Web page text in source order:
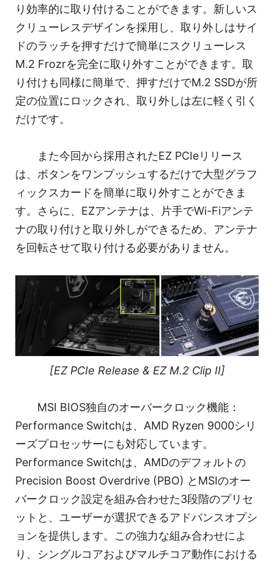
り効率的に取り付けることができます。新しいス
クリューレスデザインを採用し、取り外しはサイ
ドのラッチを押すだけで簡単にスクリューレス
M.2 Frozrを完全に取り外すことができます。取
り付けも同様に簡単で、押すだけでM.2 SSDが所
定の位置にロックされ、取り外しは左に軽く引く
だけです。
また今回から採用されたEZ PCIeリリース
は、ボタンをワンプッシュするだけで大型グラフ
ィックスカードを簡単に取り外すことができま
す。さらに、EZアンテナは、片手でWi-Fiアンテ
ナの取り付けと取り外しができるため、アンテナ
を回転させて取り付ける必要がありません。
[EZ PCIe Release & EZ M.2 Clip II]
MSI BIOS独自のオーバークロック機能：
Performance Switchは、AMD Ryzen 9000シリ
ーズプロセッサーにも対応しています。
Performance Switchは、AMDのデフォルトの
Precision Boost Overdrive (PBO) とMSIのオー
バークロック設定を組み合わせた3段階のプリセ
ットと、ユーザーが選択できるアドバンスオプシ
ョンを提供します。この強力な組み合わせによ
り、シングルコアおよびマルチコア動作における